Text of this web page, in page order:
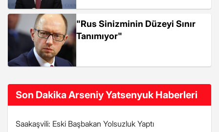
"Rus Sinizminin Düzeyi Sınır
Tanımıyor"
Son Dakika Arseniy Yatsenyuk Haberleri
Saakaşvili: Eski Başbakan Yolsuzluk Yaptı